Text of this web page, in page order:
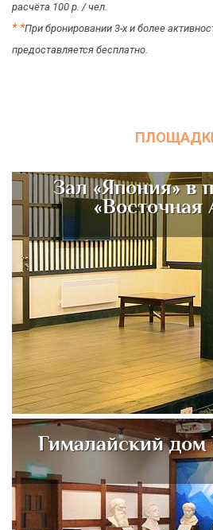
расчёта 100 р. / чел.
* *При бронировании 3-х и более
предоставляется бесплатно.
Зал «Япония» в
«Восточная
Гималайский